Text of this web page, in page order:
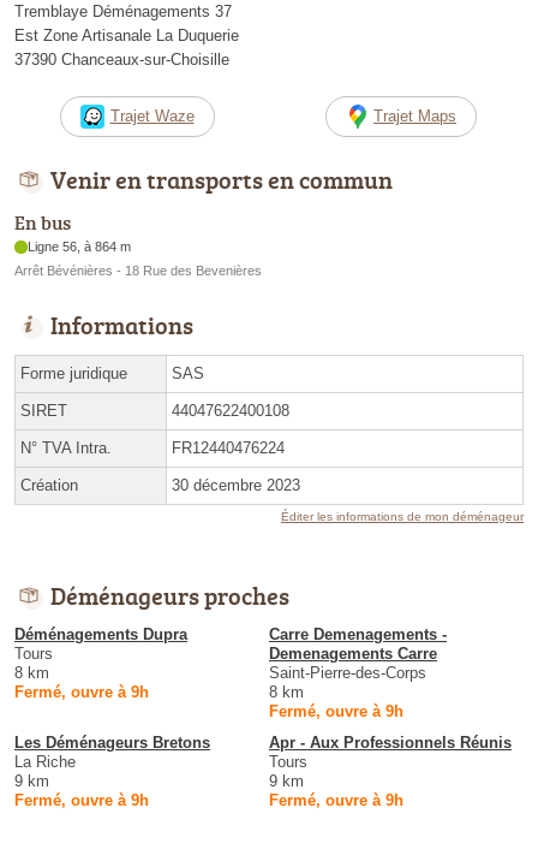
Tremblaye Déménagements 37
Est Zone Artisanale La Duquerie
37390 Chanceaux-sur-Choisille
Trajet Waze Trajet Maps
Venir en transports en commun
En bus
Ligne 56, à 864 m
Arrêt Bévénières - 18 Rue des Bevenières
Informations
Forme juridique SAS
SIRET 44047622400108
N° TVA Intra. FR12440476224
Création 30 décembre 2023
Éditer les informations de mon déménageur
Déménageurs proches
Déménagements Dupra
Tours
8 km
Fermé, ouvre à 9h
Carre Demenagements -
Demenagements Carre
Saint-Pierre-des-Corps
8 km
Fermé, ouvre à 9h
Les Déménageurs Bretons
La Riche
9 km
Fermé, ouvre à 9h
Apr - Aux Professionnels Réunis
Tours
9 km
Fermé, ouvre à 9h